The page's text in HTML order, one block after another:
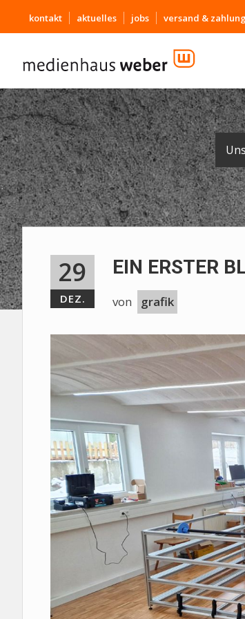
kontakt aktuelles jobs versand &
29
DEZ.
EIN ERSTER
von grafik